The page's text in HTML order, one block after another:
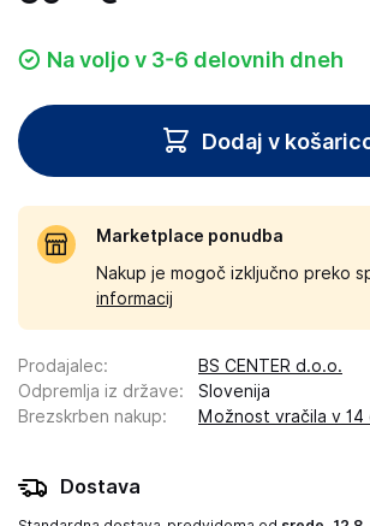
Na voljo v 3-6 delovnih dneh
Dodaj v
Marketplace ponudba
Nakup je mogoč izključno preko
informacij
Prodajalec:
BS CENTER d.o.o.
Odpremlja iz države:
Slovenija
Brezskrben nakup: Možnost vračila v 14
Dostava